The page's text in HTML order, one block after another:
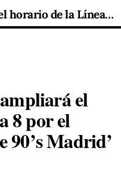
Metro de Madrid ampliará el horario de la Línea 8 por el festival ‘I Love The 90’s Madrid’ en Ifema
el
8 por el
90’s Madrid’